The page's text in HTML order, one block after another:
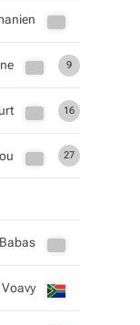
9
16
27